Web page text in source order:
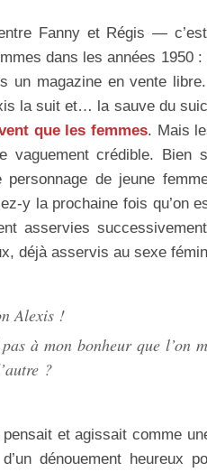
Fanny et Régis —
dans les années 1950
un magazine en vente
la suit et… la sauve du
que les femmes. Mais
vaguement crédible. Bien
personnage de jeune
y la prochaine fois qu’on
asservies
déjà asservis au sexe
Alexis !
à mon bonheur que l’on
?
et agissait comme
dénouement heureux